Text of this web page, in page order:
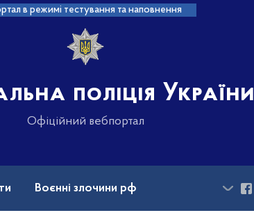
в режимі тестування та наповнення
поліція України
Офіційний вебпортал
Воєнні злочини рф